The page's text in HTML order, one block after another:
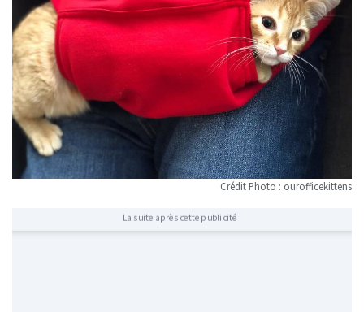
Crédit Photo : ourofficekittens
La suite après cette publicité